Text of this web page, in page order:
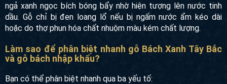
ngả xanh ngọc bích bóng bẩy nhờ hiện tượng lên nước tinh
dầu. Gỗ chỉ bị đen loang lổ nếu bị ngấm nước ẩm kéo dài
hoặc do thợ phun hóa chất nhuộm màu kém chất lượng.
Làm sao để phân biệt nhanh gỗ Bách Xanh Tây Bắc
và gỗ bách nhập khẩu?
Bạn có thể phân biệt nhanh qua ba yếu tố: